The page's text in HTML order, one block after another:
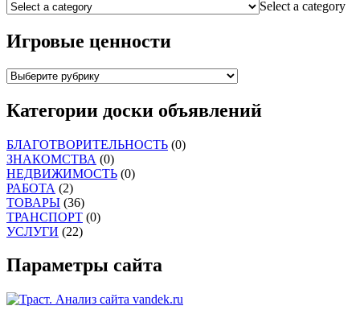
Select a category
Игровые ценности
Категории доски объявлений
БЛАГОТВОРИТЕЛЬНОСТЬ (0)
ЗНАКОМСТВА (0)
НЕДВИЖИМОСТЬ (0)
РАБОТА (2)
ТОВАРЫ (36)
ТРАНСПОРТ (0)
УСЛУГИ (22)
Параметры сайта